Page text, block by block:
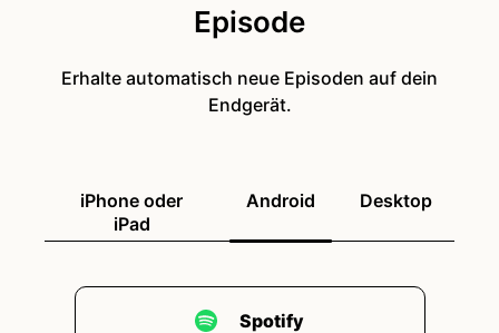
Episode
Erhalte automatisch neue Episoden auf dein
Endgerät.
iPhone oder
iPad
Android Desktop
Spotify